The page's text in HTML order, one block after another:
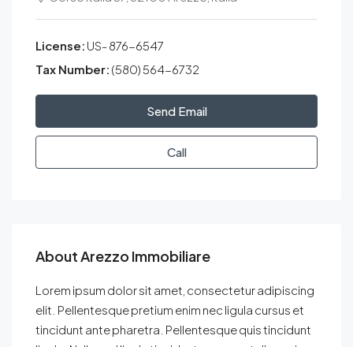
License: US- 876-6547
Tax Number: (580) 564-6732
Send Email
Call
About Arezzo Immobiliare
Lorem ipsum dolor sit amet, consectetur adipiscing
elit. Pellentesque pretium enim nec ligula cursus et
tincidunt ante pharetra. Pellentesque quis tincidunt